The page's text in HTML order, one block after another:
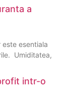
a
esentiala
Umiditatea,
intr-o